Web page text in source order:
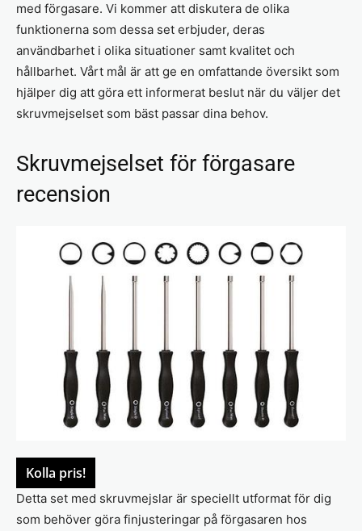
med förgasare. Vi kommer att diskutera de olika
funktionerna som dessa set erbjuder, deras
användbarhet i olika situationer samt kvalitet och
hållbarhet. Vårt mål är att ge en omfattande översikt som
hjälper dig att göra ett informerat beslut när du väljer det
skruvmejselset som bäst passar dina behov.
Skruvmejselset för förgasare
recension
Kolla pris!
Detta set med skruvmejslar är speciellt utformat för dig
som behöver göra finjusteringar på förgasaren hos